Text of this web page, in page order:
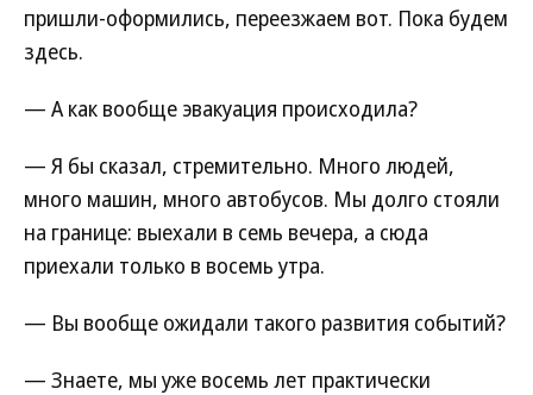
пришли-оформились, переезжаем вот. Пока будем
здесь.
— А как вообще эвакуация происходила?
— Я бы сказал, стремительно. Много людей,
много машин, много автобусов. Мы долго стояли
на границе: выехали в семь вечера, а сюда
приехали только в восемь утра.
— Вы вообще ожидали такого развития событий?
— Знаете, мы уже восемь лет практически